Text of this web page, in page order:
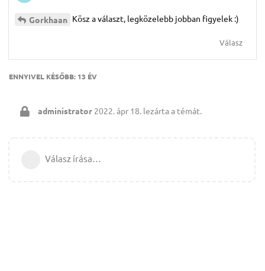
Gorkhaan Kösz a választ, legközelebb jobban figyelek :)
Válasz
ENNYIVEL KÉSŐBB: 13 ÉV
administrator 2022. ápr 18. lezárta a témát.
Válasz írása…